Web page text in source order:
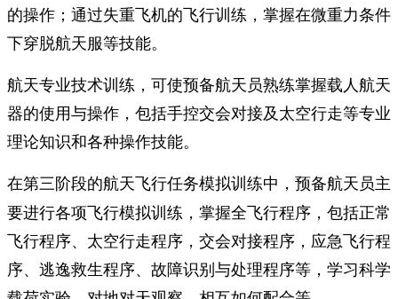
的操作；通过失重飞机的飞行训练，掌握在微重力条件
下穿脱航天服等技能。
航天专业技术训练，可使预备航天员熟练掌握载人航天
器的使用与操作，包括手控交会对接及太空行走等专业
理论知识和各种操作技能。
在第三阶段的航天飞行任务模拟训练中，预备航天员主
要进行各项飞行模拟训练，掌握全飞行程序，包括正常
飞行程序、太空行走程序，交会对接程序，应急飞行程
序、逃逸救生程序、故障识别与处理程序等，学习科学